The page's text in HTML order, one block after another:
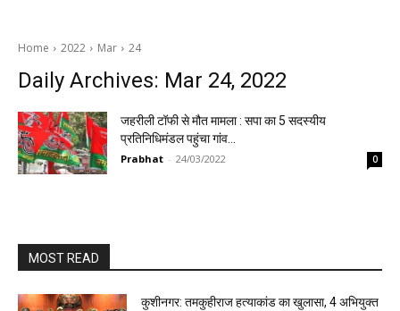
Home 2022 Mar 24
Daily Archives: Mar 24, 2022
जहरीली टॉफी से मौत मामला : सपा का 5 सदस्यीय
प्रतिनिधिमंडल पहुंचा गांव…
Prabhat - 24/03/2022 0
MOST READ
कुशीनगर: तमकुहीराज हत्याकांड का खुलासा, 4 अभियुक्त